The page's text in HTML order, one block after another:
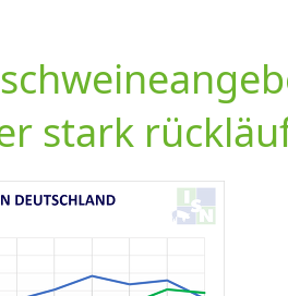
stark